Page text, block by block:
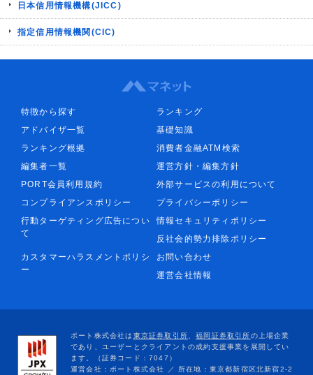
日本信用情報機構(JICC)
指定信用情報機関(CIC)
特徴から探す
ランキング
アドバイザ一覧
基礎知識
ランキング根拠
消費者金融ATM検索
編集者一覧
運営方針・編集方針
PORT会員利用規約
外部サービスの利用について
コンプライアンスポリシー
プライバシーポリシー
行動ターゲティング広告につい
て
情報セキュリティポリシー
反社会的勢力排除ポリシー
カスタマーハラスメントポリシ
ー
お問い合わせ
運営会社情報